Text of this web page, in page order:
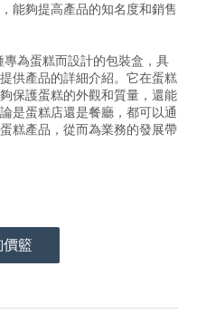
能夠提高產品的知名度和銷售
為蛋糕而設計的包裝盒，具
供產品的詳細介紹。它在蛋糕
保護蛋糕的外觀和質量，還能
是蛋糕店還是餐廳，都可以通
糕產品，從而為業務的發展帶
價籃